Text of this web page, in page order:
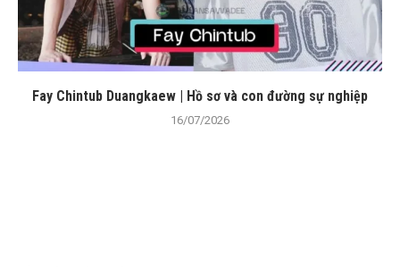
Fay Chintub Duangkaew | Hồ sơ và con đường sự nghiệp
16/07/2026